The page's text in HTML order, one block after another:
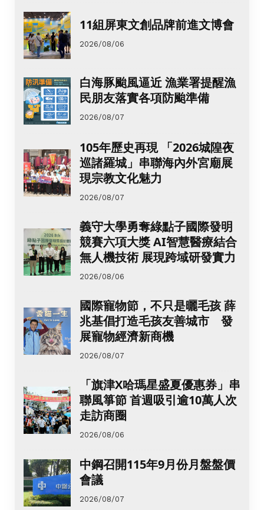
11組屏東文創品牌前進文博會
2026/08/06
白海豚颱風逼近 漁業署提醒漁
民朋友落實各項防颱準備
2026/08/07
105年歷史再現 「2026城隍夜
巡諸羅城」串聯海內外宮廟展
現宗教文化魅力
2026/08/07
義守大學勇奪綠點子國際發明
競賽六項大獎 AI智慧醫療結合
無人機技術 展現跨域研發實力
2026/08/06
國際寵物節，不只是曬毛孩 薛
兆基倡打造毛孩友善城市 發
展寵物經濟新商機
2026/08/07
「旗津X哈瑪星盛夏優惠券」串
聯風箏節 首週吸引逾10萬人次
走訪商圈
2026/08/06
中鋼召開115年9月份月盤盤價
會議
2026/08/07